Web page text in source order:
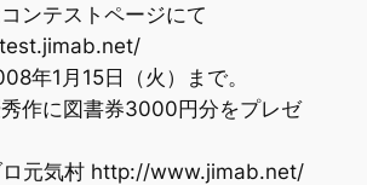
テストページにて
1月15日（火）まで。
に図書券3000円分をプレゼ
気村 http://www.jimab.net/